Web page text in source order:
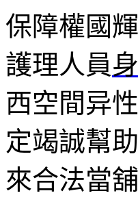
保障權國
護理人員
西空間异性
定竭誠幫
來合法當